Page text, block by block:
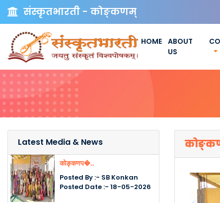
संस्कृतभारती - कोङ्कणम्
HOME
ABOUT
US
Latest Media & News
कोङ्कणप�..
Posted By :- SB Konkan
Posted Date :- 18-05-2026